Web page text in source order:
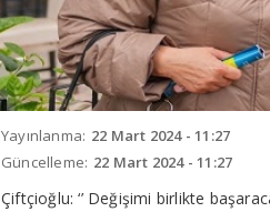
Yayınlanma: 22 Mart 2024 - 11:27
Güncelleme: 22 Mart 2024 - 11:27
Çiftçioğlu: ‘’ Değişimi birlikte